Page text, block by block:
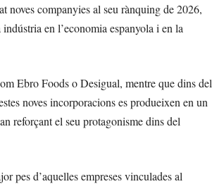
companyies al seu rànquing de 2026,
en l’economia espanyola i en la
Ebro Foods o Desigual, mentre que dins del
noves incorporacions es produeixen en un
reforçant el seu protagonisme dins del
pes d’aquelles empreses vinculades al